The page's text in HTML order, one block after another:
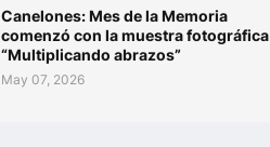
Canelones: Mes de la Memoria
comenzó con la muestra fotográfica
“Multiplicando abrazos”
May 07, 2026